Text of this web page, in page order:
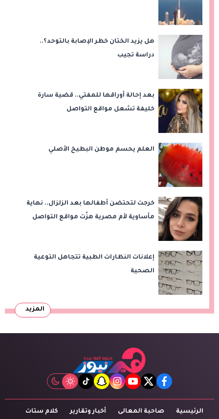
هل يزيد الختان خطر الإصابة بالتوحد؟..
دراسة تجيب
بعد إحالة أوراقها للمفتي.. قضية سارة
خليفة تشعل مواقع التواصل
العلم يحسم موطن البطيخ الأصلي
خرجت لتحتضن أطفالها بعد الزلزال.. نهاية
مأساوية لأم مصرية هزّت مواقع التواصل
إعلانات النظارات الطبية تتجاهل التوعية
الصحية
المزيد
facebook
twitter
youtube
instagram
snapchat
tiktok
الرئيسية صاحبة المعالى أخبار وتقارير كلام ستات